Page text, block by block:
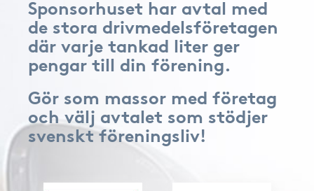
Sponsorhuset har avtal med
de stora drivmedelsföretagen
där varje tankad liter ger
pengar till din förening.
Gör som massor med företag
och välj avtalet som stödjer
svenskt föreningsliv!